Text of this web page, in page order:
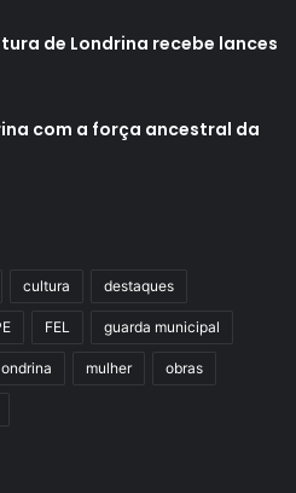
de Londrina recebe lances
com a força ancestral da
cultura destaques
FEL guarda municipal
londrina mulher obras